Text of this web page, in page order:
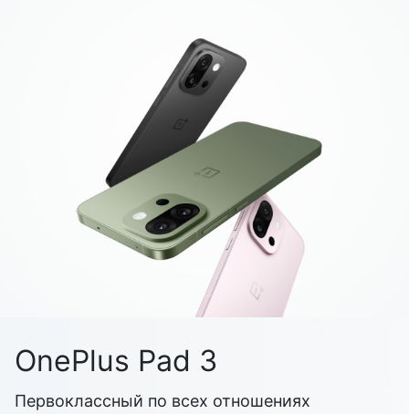
OnePlus Pad 3
Первоклассный по всех отношениях